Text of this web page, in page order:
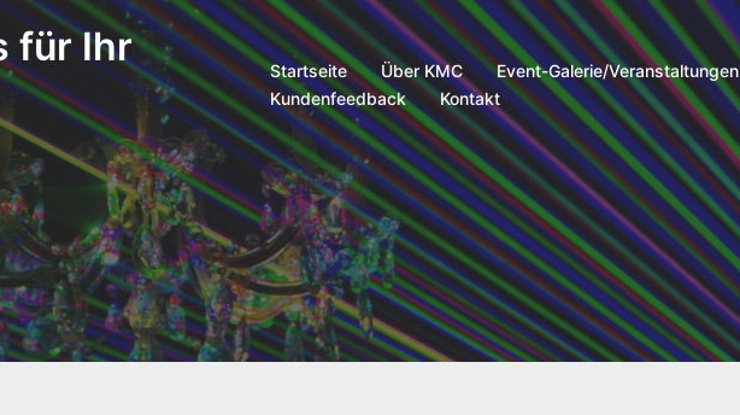
für Ihr
Startseite Über KMC Event-Galerie/Veranstaltungen
Kundenfeedback
Kontakt